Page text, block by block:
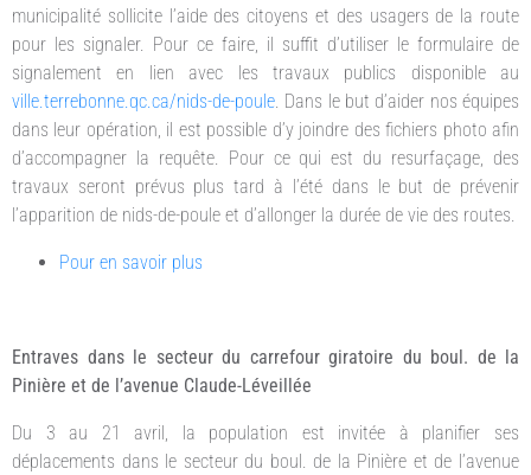
municipalité sollicite l’aide des citoyens et des usagers de la route
pour les signaler. Pour ce faire, il suffit d’utiliser le formulaire de
signalement en lien avec les travaux publics disponible au
ville.terrebonne.qc.ca/nids-de-poule. Dans le but d’aider nos équipes
dans leur opération, il est possible d’y joindre des fichiers photo afin
d’accompagner la requête. Pour ce qui est du resurfaçage, des
travaux seront prévus plus tard à l’été dans le but de prévenir
l’apparition de nids-de-poule et d’allonger la durée de vie des routes.
Pour en savoir plus
Entraves dans le secteur du carrefour giratoire du boul. de la
Pinière et de l’avenue Claude-Léveillée
Du 3 au 21 avril, la population est invitée à planifier ses
déplacements dans le secteur du boul. de la Pinière et de l’avenue